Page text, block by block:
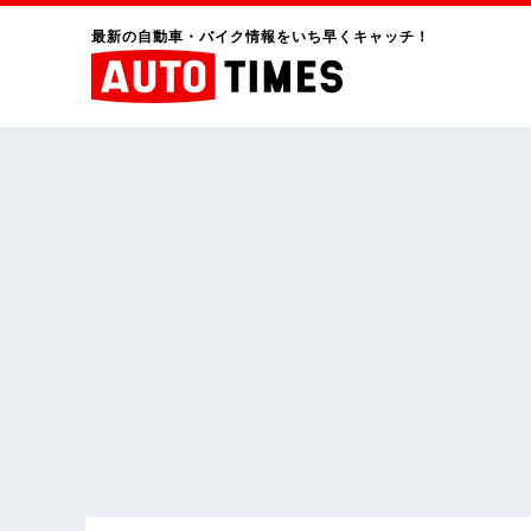
最新の自動車・バイク情報をいち早くキャッチ！